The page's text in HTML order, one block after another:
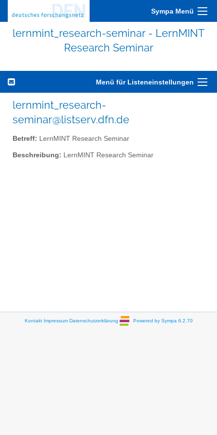
Sympa Menü
lernmint_research-seminar - LernMINT
Research Seminar
Menü für Listeneinstellungen
lernmint_research-
seminar@listserv.dfn.de
Betreff: LernMINT Research Seminar
Beschreibung: LernMINT Research Seminar
Kontakt Impressum Datenschutzerklärung Powered by Sympa 6.2.70